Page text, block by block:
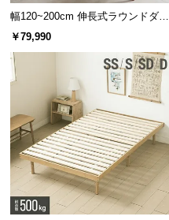
幅120~200cm 伸長式ラウンドダイ
ニングテーブル 6人掛け 天然木突
板 美しい格子デザイン
￥79,990